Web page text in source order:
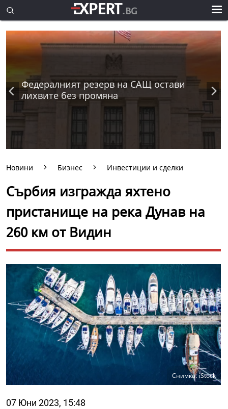
Федералният резерв на САЩ остави
лихвите без промяна
Новини Бизнес Инвестиции и сделки
Сърбия изгражда яхтено
пристанище на река Дунав на
260 км от Видин
Снимка: iStock
07 Юни 2023, 15:48